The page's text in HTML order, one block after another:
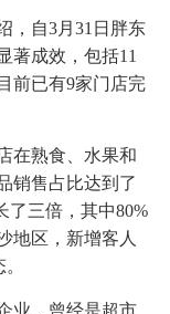
，自3月31日胖东
著成效，包括11
前已有9家门店完
在熟食、水果和
销售占比达到了
了三倍，其中80%
地区，新增客人